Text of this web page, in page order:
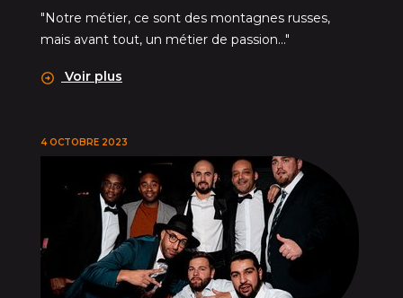
"Notre métier, ce sont des montagnes russes,
mais avant tout, un métier de passion..."
Voir plus
4 OCTOBRE 2023